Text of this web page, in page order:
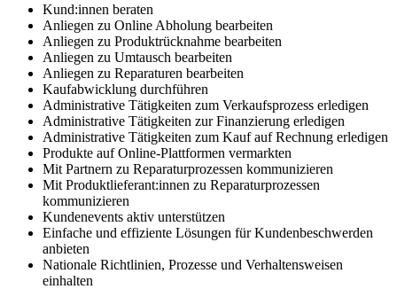
Kund:innen beraten
Anliegen zu Online Abholung bearbeiten
Anliegen zu Produktrücknahme bearbeiten
Anliegen zu Umtausch bearbeiten
Anliegen zu Reparaturen bearbeiten
Kaufabwicklung durchführen
Administrative Tätigkeiten zum Verkaufsprozess erledigen
Administrative Tätigkeiten zur Finanzierung erledigen
Administrative Tätigkeiten zum Kauf auf Rechnung erledigen
Produkte auf Online-Plattformen vermarkten
Mit Partnern zu Reparaturprozessen kommunizieren
Mit Produktlieferant:innen zu Reparaturprozessen
kommunizieren
Kundenevents aktiv unterstützen
Einfache und effiziente Lösungen für Kundenbeschwerden
anbieten
Nationale Richtlinien, Prozesse und Verhaltensweisen
einhalten